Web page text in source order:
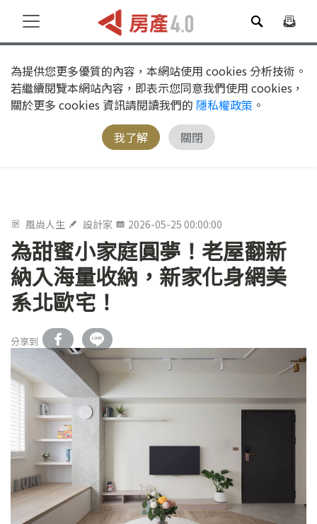
為提供您更多優質的內容，本網站使用 cookies 分析技術。
若繼續閱覽本網站內容，即表示您同意我們使用 cookies，
關於更多 cookies 資訊請閱讀我們的 隱私權政策 。
我了解
關閉
風尚人生 設計家 2026-05-25 00:00:00
為甜蜜小家庭圓夢！老屋翻新
納入海量收納，新家化身網美
系北歐宅！
分享到